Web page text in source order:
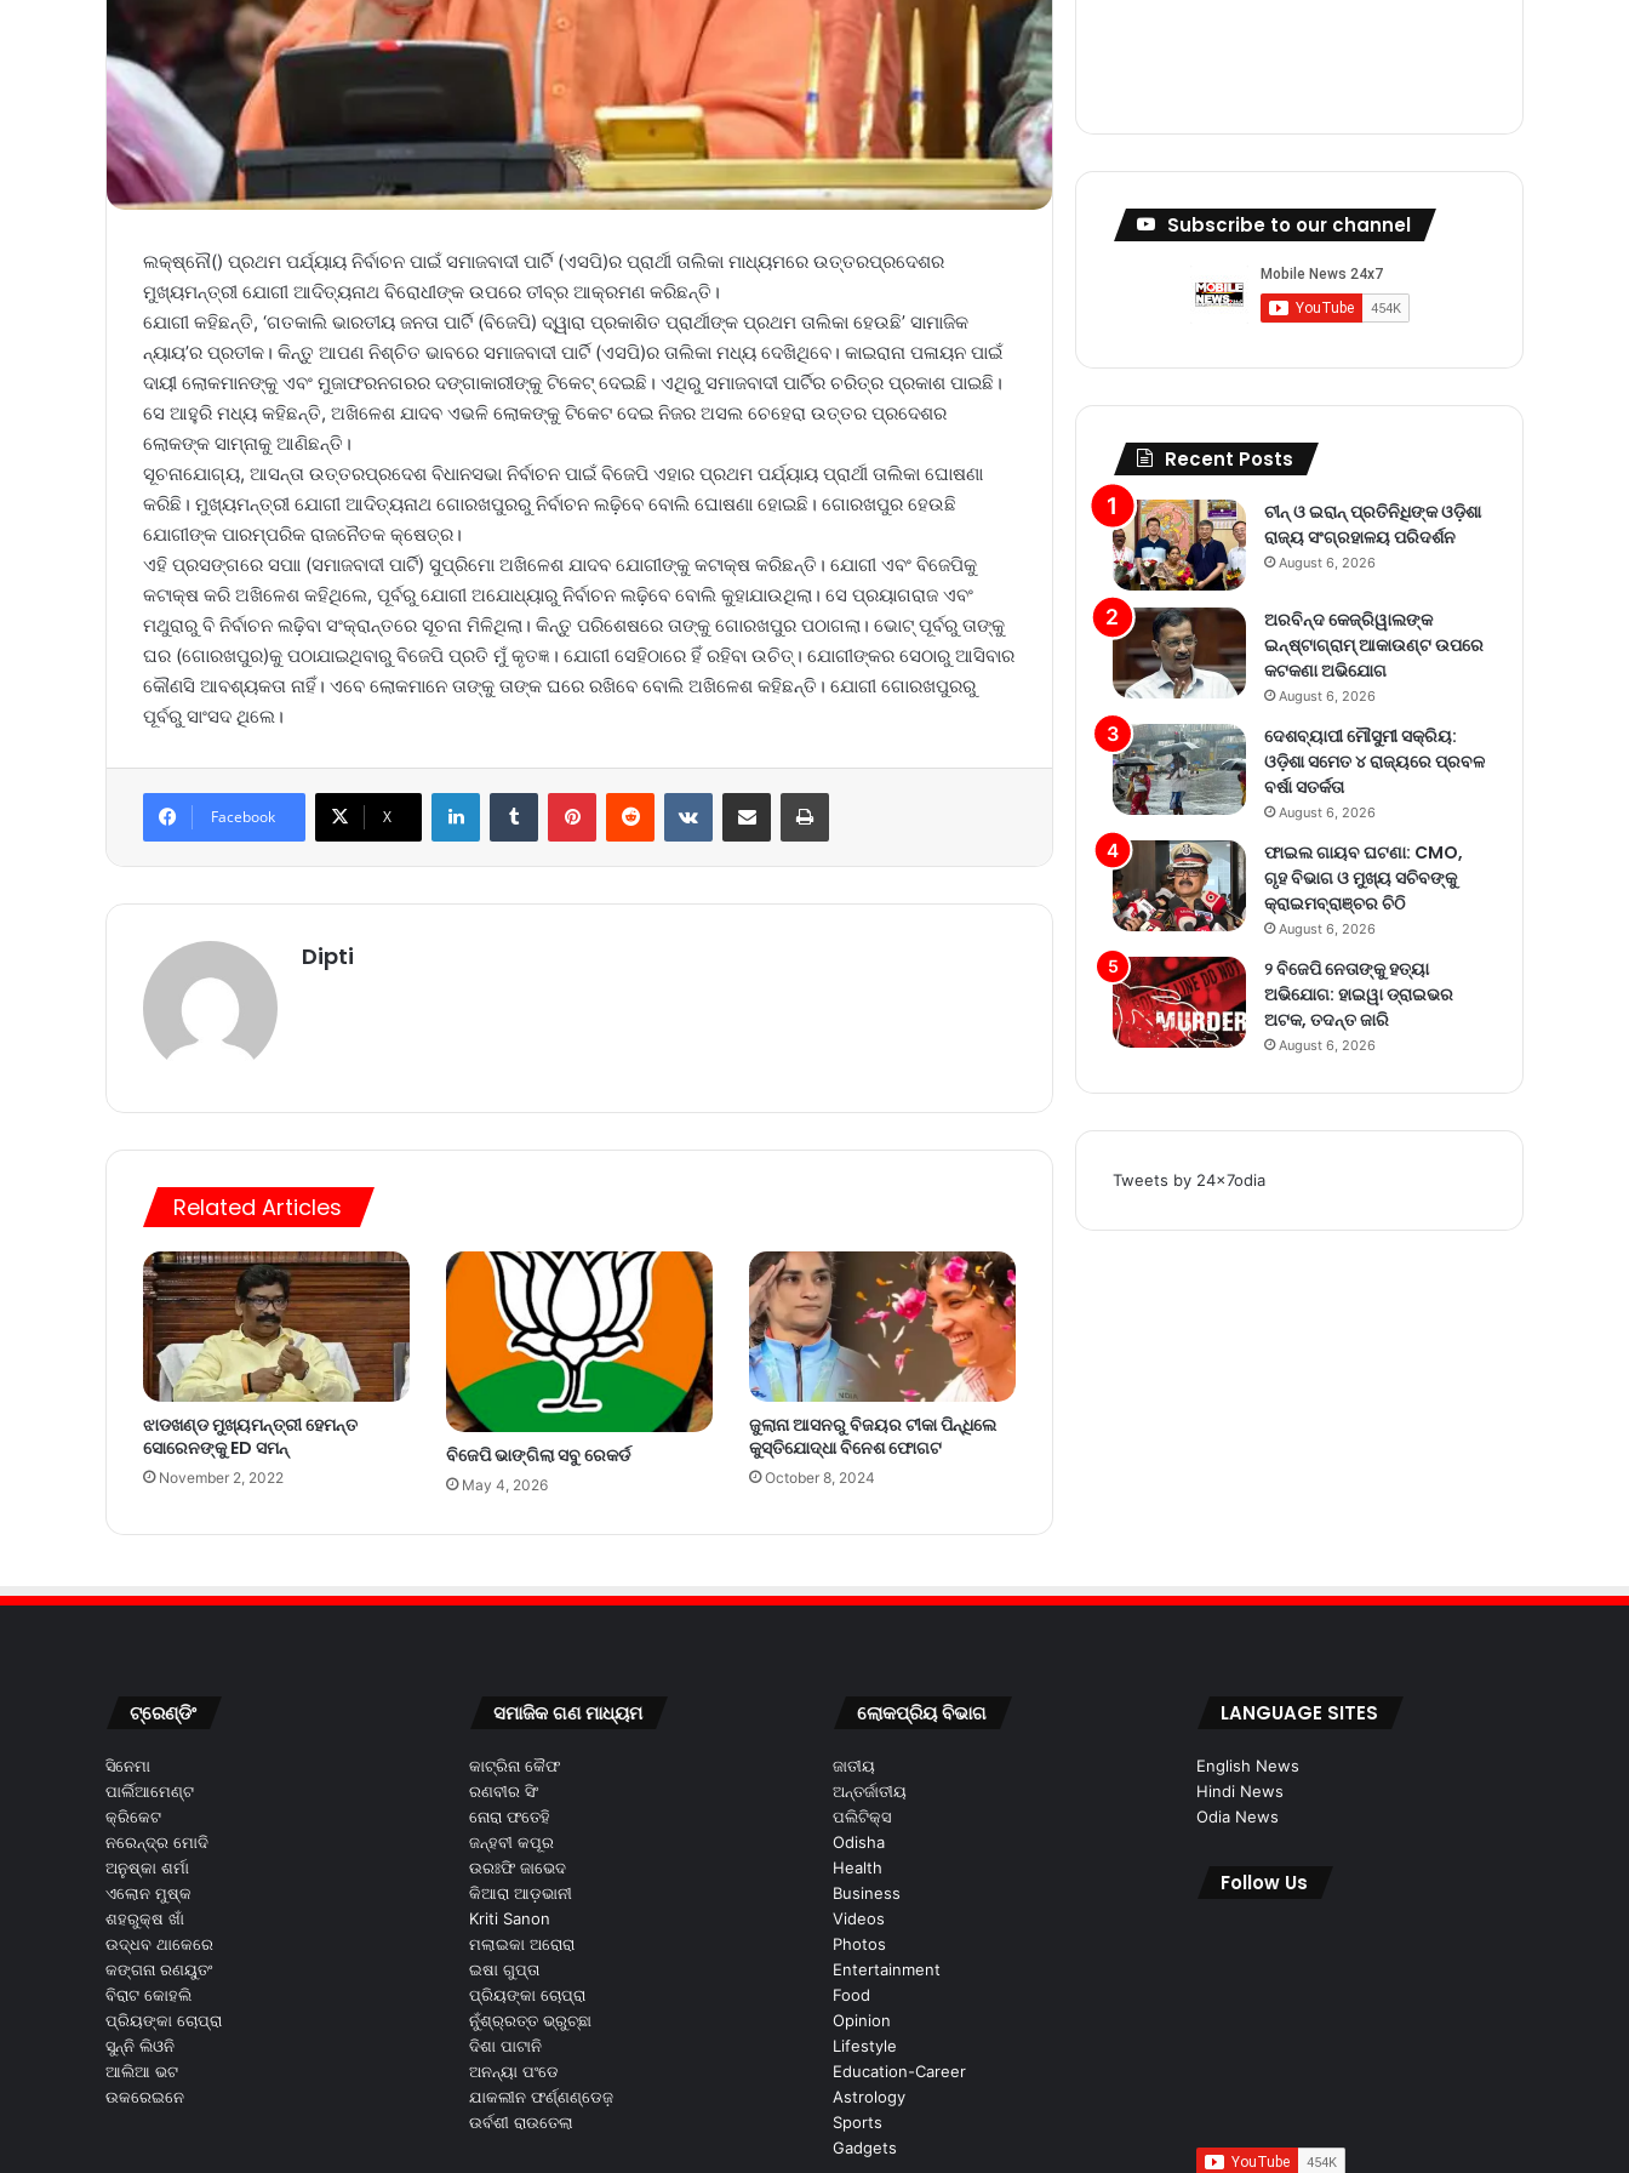
ଲକ୍ଷ୍ନୌ() ପ୍ରଥମ ପର୍ଯ୍ୟାୟ ନିର୍ବାଚନ ପାଇଁ ସମାଜବାଦୀ ପାର୍ଟି (ଏସପି)ର ପ୍ରାର୍ଥୀ ତାଲିକା ମାଧ୍ୟମରେ ଉତ୍ତରପ୍ରଦେଶର
ମୁଖ୍ୟମନ୍ତ୍ରୀ ଯୋଗୀ ଆଦିତ୍ୟନାଥ ବିରୋଧୀଙ୍କ ଉପରେ ତୀବ୍ର ଆକ୍ରମଣ କରିଛନ୍ତି।
ଯୋଗୀ କହିଛନ୍ତି, ‘ଗତକାଲି ଭାରତୀୟ ଜନତା ପାର୍ଟି (ବିଜେପି) ଦ୍ୱାରା ପ୍ରକାଶିତ ପ୍ରାର୍ଥୀଙ୍କ ପ୍ରଥମ ତାଲିକା ହେଉଛି’ ସାମାଜିକ
ନ୍ୟାୟ’ର ପ୍ରତୀକ। କିନ୍ତୁ ଆପଣ ନିଶ୍ଚିତ ଭାବରେ ସମାଜବାଦୀ ପାର୍ଟି (ଏସପି)ର ତାଲିକା ମଧ୍ୟ ଦେଖିଥିବେ। କାଇରାନା ପଳାୟନ ପାଇଁ
ଦାୟୀ ଲୋକମାନଙ୍କୁ ଏବଂ ମୁଜାଫରନଗରର ଦଙ୍ଗାକାରୀଙ୍କୁ ଟିକେଟ୍ ଦେଇଛି। ଏଥିରୁ ସମାଜବାଦୀ ପାର୍ଟିର ଚରିତ୍ର ପ୍ରକାଶ ପାଇଛି।
ସେ ଆହୁରି ମଧ୍ୟ କହିଛନ୍ତି, ଅଖିଳେଶ ଯାଦବ ଏଭଳି ଲୋକଙ୍କୁ ଟିକେଟ ଦେଇ ନିଜର ଅସଲ ଚେହେରା ଉତ୍ତର ପ୍ରଦେଶର
ଲୋକଙ୍କ ସାମ୍ନାକୁ ଆଣିଛନ୍ତି।
ସୂଚନାଯୋଗ୍ୟ, ଆସନ୍ତା ଉତ୍ତରପ୍ରଦେଶ ବିଧାନସଭା ନିର୍ବାଚନ ପାଇଁ ବିଜେପି ଏହାର ପ୍ରଥମ ପର୍ଯ୍ୟାୟ ପ୍ରାର୍ଥୀ ତାଲିକା ଘୋଷଣା
କରିଛି। ମୁଖ୍ୟମନ୍ତ୍ରୀ ଯୋଗୀ ଆଦିତ୍ୟନାଥ ଗୋରଖପୁରରୁ ନିର୍ବାଚନ ଲଢ଼ିବେ ବୋଲି ଘୋଷଣା ହୋଇଛି। ଗୋରଖପୁର ହେଉଛି
ଯୋଗୀଙ୍କ ପାରମ୍ପରିକ ରାଜନୈତକ କ୍ଷେତ୍ର।
ଏହି ପ୍ରସଙ୍ଗରେ ସପାା (ସମାଜବାଦୀ ପାର୍ଟି) ସୁପ୍ରିମୋ ଅଖିଳେଶ ଯାଦବ ଯୋଗୀଙ୍କୁ କଟାକ୍ଷ କରିଛନ୍ତି। ଯୋଗୀ ଏବଂ ବିଜେପିକୁ
କଟାକ୍ଷ କରି ଅଖିଳେଶ କହିଥିଲେ, ପୂର୍ବରୁ ଯୋଗୀ ଅଯୋଧ୍ୟାରୁ ନିର୍ବାଚନ ଲଢ଼ିବେ ବୋଲି କୁହାଯାଉଥିଲା। ‌ସେ ପ୍ରୟାଗରାଜ ଏବଂ
ମଥୁରାରୁ ବି ନିର୍ବାଚନ ଲଢ଼ିବା ସଂକ୍ରାନ୍ତରେ ସୂଚନା ମିଳିଥିଲା। କିନ୍ତୁ ପରିଶେଷରେ ତାଙ୍କୁ ଗୋରଖପୁର ପଠାଗଲା। ଭୋଟ୍‌ ପୂର୍ବରୁ ତାଙ୍କୁ
ଘର (ଗୋରଖପୁର)କୁ ପଠାଯାଇଥିବାରୁ ବିଜେପି ପ୍ରତି ମୁଁ କୃତଜ୍ଞ। ଯୋଗୀ ସେହିଠାରେ ହିଁ ରହିବା ଉଚିତ୍‌। ଯୋଗୀଙ୍କର ସେଠାରୁ ଆସିବାର
କୌଣସି ଆବଶ୍ୟକତା ନାହିଁ। ଏବେ ଲୋକମାନେ ତାଙ୍କୁ ତାଙ୍କ ଘରେ ରଖିବେ ବୋଲି ଅଖିଳେଶ କହିଛନ୍ତି। ଯୋଗୀ ଗୋରଖପୁରରୁ
ପୂର୍ବରୁ ସାଂସଦ ଥିଲେ।
Facebook X
Dipti
Related Articles
ଝାଡଖଣ୍ଡ ମୁଖ୍ୟମନ୍ତ୍ରୀ ହେମନ୍ତ
ସୋରେନଙ୍କୁ ED ସମନ୍
November 2, 2022
ବିଜେପି ଭାଙ୍ଗିଲା ସବୁ ରେକର୍ଡ
May 4, 2026
ଜୁଲାନା ଆସନରୁ ବିଜୟର ଟୀକା ପିନ୍ଧିଲେ
କୁସ୍ତିଯୋଦ୍ଧା ବିନେଶ ଫୋଗଟ
October 8, 2024
Subscribe to our channel
Recent Posts
ଚୀନ୍ ଓ ଇରାନ୍ ପ୍ରତିନିଧିଙ୍କ ଓଡ଼ିଶା
ରାଜ୍ୟ ସଂଗ୍ରହାଳୟ ପରିଦର୍ଶନ
August 6, 2026
ଅରବିନ୍ଦ କେଜ୍ରିୱାଲଙ୍କ
ଇନ୍‌ଷ୍ଟାଗ୍ରାମ୍ ଆକାଉଣ୍ଟ ଉପରେ
କଟକଣା ଅଭିଯୋଗ
August 6, 2026
ଦେଶବ୍ୟାପୀ ମୌସୁମୀ ସକ୍ରିୟ:
ଓଡ଼ିଶା ସମେତ ୪ ରାଜ୍ୟରେ ପ୍ରବଳ
ବର୍ଷା ସତର୍କତା
August 6, 2026
ଫାଇଲ ଗାୟବ ଘଟଣା: CMO,
ଗୃହ ବିଭାଗ ଓ ମୁଖ୍ୟ ସଚିବଙ୍କୁ
କ୍ରାଇମବ୍ରାଞ୍ଚର ଚିଠି
August 6, 2026
୨ ବିଜେପି ନେତାଙ୍କୁ ହତ୍ୟା
ଅଭିଯୋଗ: ହାଇୱା ଡ୍ରାଇଭର
ଅଟକ, ତଦନ୍ତ ଜାରି
August 6, 2026
Tweets by 24x7odia
ଟ୍ରେଣ୍ଡିଂ
ସିନେମା
ପାର୍ଲିଆମେଣ୍ଟ
କ୍ରିକେଟ
ନରେନ୍ଦ୍ର ମୋଦି
ଅନୁଷ୍କା ଶର୍ମା
ଏଲୋନ ମୁଷ୍କ
ଶହରୁକ୍ଷ ଖାଁ
ଉଦ୍ଧବ ଥାକେରେ
କଙ୍ଗନା ରଣୟୁତଂ
ବିରାଟ କୋହଲି
ପ୍ରିୟଙ୍କା ଚୋପ୍ରା
ସୁନ୍ନି ଲିଓନି
ଆଲିଆ ଭଟ
ଉକରେଇନେ
ସମାଜିକ ଗଣ ମାଧ୍ୟମ
କାଟ୍ରିନା କୈଫ
ରଣବୀର ସିଂ
ନୋରା ଫତେହି
ଜନ୍ହବୀ କପୂର
ଉରଃଫି ଜାଭେଦ
କିଆରା ଆଡ଼ଭାନୀ
Kriti Sanon
ମଲାଇକା ଅରୋରା
ଇଷା ଗୁପ୍ତା
ପ୍ରିୟଙ୍କା ଚୋପ୍ରା
ନୁଁଶ୍ର୍ରତ୍ତ ଭ୍ରୁଚ୍ଛା
ଦିଶା ପାଟାନି
ଅନନ୍ୟା ପଂଡେ
ଯାକଲୀନ ଫର୍ଣ୍ଣଣ୍ଡେଜ଼
ଉର୍ବଶୀ ରାଉତେଲା
ଲୋକପ୍ରିୟ ବିଭାଗ
ଜାତୀୟ
ଅନ୍ତର୍ଜାତୀୟ
ପଲିଟିକ୍ସ
Odisha
Health
Business
Videos
Photos
Entertainment
Food
Opinion
Lifestyle
Education-Career
Astrology
Sports
Gadgets
LANGUAGE SITES
English News
Hindi News
Odia News
Follow Us